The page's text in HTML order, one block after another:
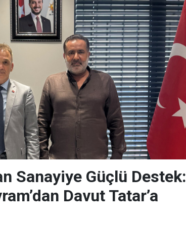
Sanayiye Güçlü Destek:
Davut Tatar’a